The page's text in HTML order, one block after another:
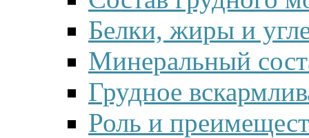
Белки, жиры и
Минеральный
Грудное
Роль и